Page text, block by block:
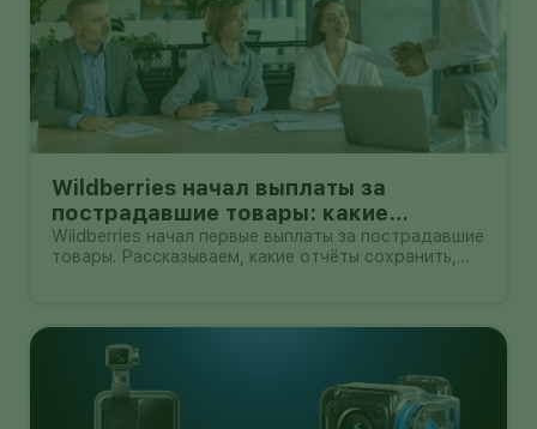
Wildberries начал выплаты за
пострадавшие товары: какие
документы собрать и чем поможет
АПМ
Wildberries начал первые выплаты за пострадавшие
товары. Рассказываем, какие отчёты сохранить,